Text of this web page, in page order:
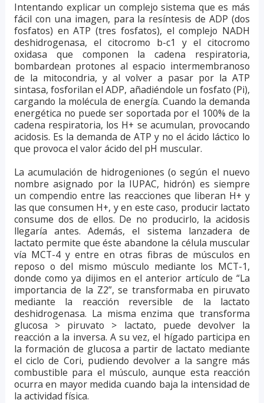
Intentando explicar un complejo sistema que es más
fácil con una imagen, para la resíntesis de ADP (dos
fosfatos) en ATP (tres fosfatos), el complejo NADH
deshidrogenasa, el citocromo b-c1 y el citocromo
oxidasa que componen la cadena respiratoria,
bombardean protones al espacio intermembranoso
de la mitocondria, y al volver a pasar por la ATP
sintasa, fosforilan el ADP, añadiéndole un fosfato (Pi),
cargando la molécula de energía. Cuando la demanda
energética no puede ser soportada por el 100% de la
cadena respiratoria, los H+ se acumulan, provocando
acidosis. Es la demanda de ATP y no el ácido láctico lo
que provoca el valor ácido del pH muscular.
La acumulación de hidrogeniones (o según el nuevo
nombre asignado por la IUPAC, hidrón) es siempre
un compendio entre las reacciones que liberan H+ y
las que consumen H+, y en este caso, producir lactato
consume dos de ellos. De no producirlo, la acidosis
llegaría antes. Además, el sistema lanzadera de
lactato permite que éste abandone la célula muscular
vía MCT-4 y entre en otras fibras de músculos en
reposo o del mismo músculo mediante los MCT-1,
donde como ya dijimos en el anterior artículo de “La
importancia de la Z2”, se transformaba en piruvato
mediante la reacción reversible de la lactato
deshidrogenasa. La misma enzima que transforma
glucosa > piruvato > lactato, puede devolver la
reacción a la inversa. A su vez, el hígado participa en
la formación de glucosa a partir de lactato mediante
el ciclo de Cori, pudiendo devolver a la sangre más
combustible para el músculo, aunque esta reacción
ocurra en mayor medida cuando baja la intensidad de
la actividad física.